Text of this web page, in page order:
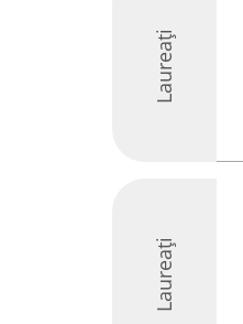
Laureați
Laureați